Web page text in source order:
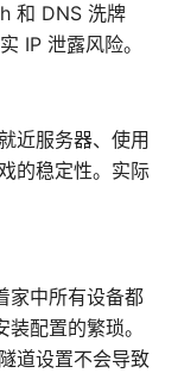
和 DNS 洗牌
IP 泄露风险。
近服务器、使用
的稳定性。实际
家中所有设备都
配置的繁琐。
道设置不会导致